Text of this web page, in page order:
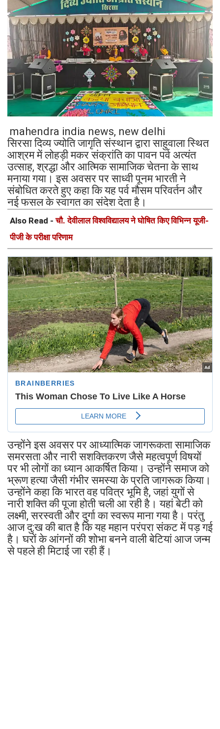
mahendra india news, new delhi
सिरसा दिव्य ज्योति जागृति संस्थान द्वारा साहुवाला स्थित
आश्रम में लोहड़ी मकर संक्रांति का पावन पर्व अत्यंत
उत्साह, श्रद्धा और आत्मिक सामाजिक चेतना के साथ
मनाया गया। इस अवसर पर साध्वी पूनम भारती ने
संबोधित करते हुए कहा कि यह पर्व मौसम परिवर्तन और
नई फसल के स्वागत का संदेश देता है।
Also Read -चौ. देवीलाल विश्वविद्यालय ने घोषित किए विभिन्न यूजी-
पीजी के परीक्षा परिणाम
उन्होंने इस अवसर पर आध्यात्मिक जागरूकता सामाजिक
समरसता और नारी सशक्तिकरण जैसे महत्वपूर्ण विषयों
पर भी लोगों का ध्यान आकर्षित किया। उन्होंने समाज को
भ्रूण हत्या जैसी गंभीर समस्या के प्रति जागरूक किया।
उन्होंने कहा कि भारत वह पवित्र भूमि है, जहां युगों से
नारी शक्ति की पूजा होती चली आ रही है। यहां बेटी को
लक्ष्मी, सरस्वती और दुर्गा का स्वरूप माना गया है। परंतु
आज दु:ख की बात है कि यह महान परंपरा संकट में पड़ गई
है। घरों के आंगनों की शोभा बनने वाली बेटियां आज जन्म
से पहले ही मिटाई जा रही हैं।